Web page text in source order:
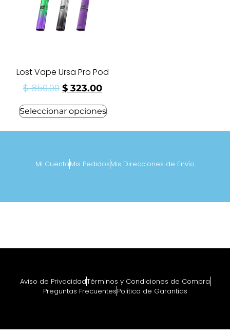
Lost Vape Ursa Pro Pod
$850.00 $ 323.00
Seleccionar opciones
Mi CuentaMis PedidosMis Direcciones de Envío
Aviso de PrivacidadTérminos y Condiciones de Compra
Preguntas FrecuentesPolítica de Garantías